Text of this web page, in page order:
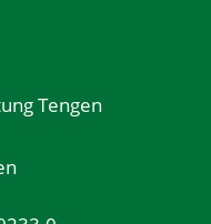
Tengen